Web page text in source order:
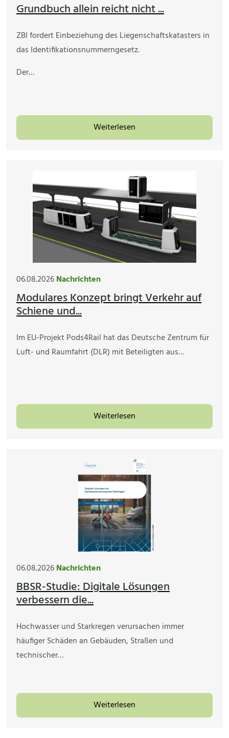
Grundbuch allein reicht nicht ...
ZBI fordert Einbeziehung des Liegenschaftskatasters in
das Identifikationsnummerngesetz.
Der…
Weiterlesen
06.08.2026Nachrichten
Modulares Konzept bringt Verkehr auf
Schiene und...
Im EU-Projekt Pods4Rail hat das Deutsche Zentrum für
Luft- und Raumfahrt (DLR) mit Beteiligten aus…
Weiterlesen
06.08.2026Nachrichten
BBSR-Studie: Digitale Lösungen
verbessern die...
Hochwasser und Starkregen verursachen immer
häufiger Schäden an Gebäuden, Straßen und
technischer…
Weiterlesen